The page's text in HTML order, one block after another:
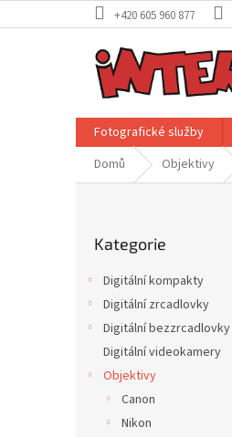
na
+420 605 960 877
Fotografické služby
Domů
Objektivy
kategorie
Kategorie
Digitální kompakty
Digitální zrcadlovky
Digitální bezzrcadlovky
Digitální videokamery
Objektivy
Canon
Nikon